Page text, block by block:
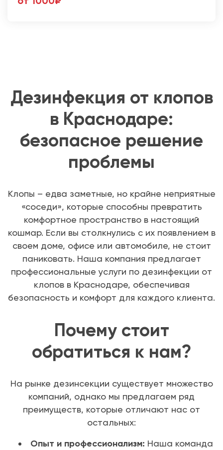
Дезинфекция от клопов
в Краснодаре:
безопасное решение
проблемы
Клопы – едва заметные, но крайне неприятные
«соседи», которые способны превратить
комфортное пространство в настоящий
кошмар. Если вы столкнулись с их появлением в
своем доме, офисе или автомобиле, не стоит
паниковать. Наша компания предлагает
профессиональные услуги по дезинфекции от
клопов в Краснодаре, обеспечивая
безопасность и комфорт для каждого клиента.
Почему стоит
обратиться к нам?
На рынке дезинсекции существует множество
компаний, однако мы предлагаем ряд
преимуществ, которые отличают нас от
остальных:
Опыт и профессионализм: Наша команда